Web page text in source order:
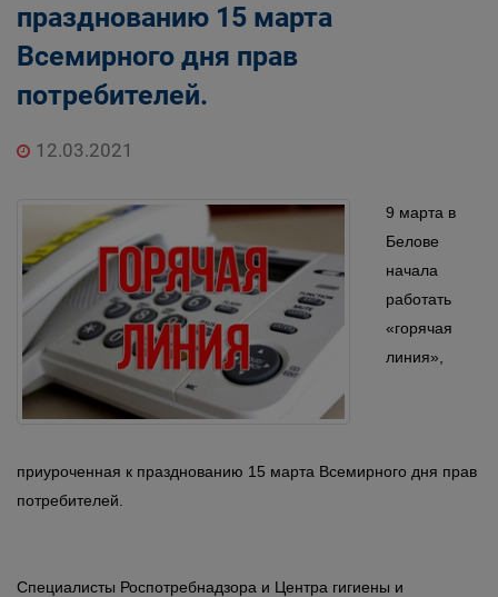
празднованию 15 марта
Всемирного дня прав
потребителей.
12.03.2021
9 марта в
Белове
начала
работать
«горячая
линия»,
приуроченная к празднованию 15 марта Всемирного дня прав
потребителей.
Специалисты Роспотребнадзора и Центра гигиены и